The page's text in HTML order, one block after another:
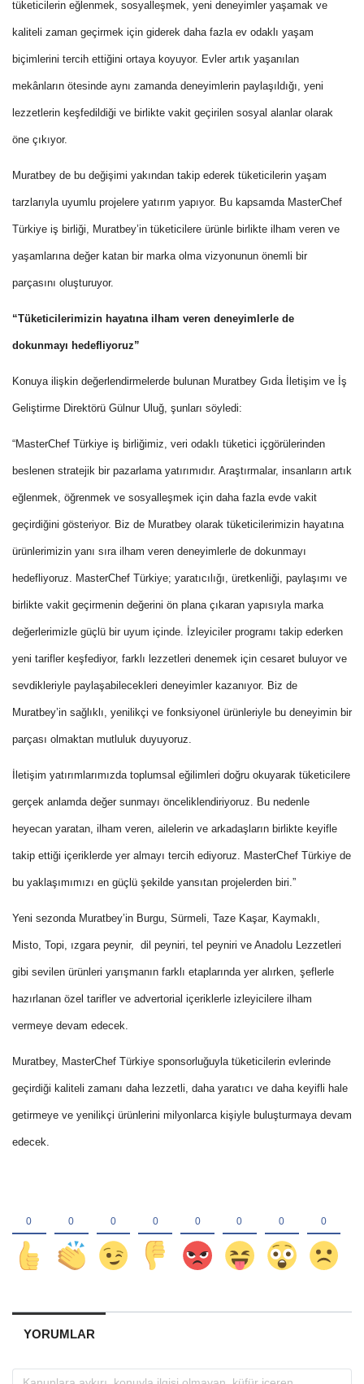
tüketicilerin eğlenmek, sosyalleşmek, yeni deneyimler yaşamak ve
kaliteli zaman geçirmek için giderek daha fazla ev odaklı yaşam
biçimlerini tercih ettiğini ortaya koyuyor. Evler artık yaşanılan
mekânların ötesinde aynı zamanda deneyimlerin paylaşıldığı, yeni
lezzetlerin keşfedildiği ve birlikte vakit geçirilen sosyal alanlar olarak
öne çıkıyor.
Muratbey de bu değişimi yakından takip ederek tüketicilerin yaşam
tarzlarıyla uyumlu projelere yatırım yapıyor. Bu kapsamda MasterChef
Türkiye iş birliği, Muratbey’in tüketicilere ürünle birlikte ilham veren ve
yaşamlarına değer katan bir marka olma vizyonunun önemli bir
parçasını oluşturuyor.
“Tüketicilerimizin hayatına ilham veren deneyimlerle de
dokunmayı hedefliyoruz”
Konuya ilişkin değerlendirmelerde bulunan Muratbey Gıda İletişim ve İş
Geliştirme Direktörü Gülnur Uluğ, şunları söyledi:
“MasterChef Türkiye iş birliğimiz, veri odaklı tüketici içgörülerinden
beslenen stratejik bir pazarlama yatırımıdır. Araştırmalar, insanların artık
eğlenmek, öğrenmek ve sosyalleşmek için daha fazla evde vakit
geçirdiğini gösteriyor. Biz de Muratbey olarak tüketicilerimizin hayatına
ürünlerimizin yanı sıra ilham veren deneyimlerle de dokunmayı
hedefliyoruz. MasterChef Türkiye; yaratıcılığı, üretkenliği, paylaşımı ve
birlikte vakit geçirmenin değerini ön plana çıkaran yapısıyla marka
değerlerimizle güçlü bir uyum içinde. İzleyiciler programı takip ederken
yeni tarifler keşfediyor, farklı lezzetleri denemek için cesaret buluyor ve
sevdikleriyle paylaşabilecekleri deneyimler kazanıyor. Biz de
Muratbey’in sağlıklı, yenilikçi ve fonksiyonel ürünleriyle bu deneyimin bir
parçası olmaktan mutluluk duyuyoruz.
İletişim yatırımlarımızda toplumsal eğilimleri doğru okuyarak tüketicilere
gerçek anlamda değer sunmayı önceliklendiriyoruz. Bu nedenle
heyecan yaratan, ilham veren, ailelerin ve arkadaşların birlikte keyifle
takip ettiği içeriklerde yer almayı tercih ediyoruz. MasterChef Türkiye de
bu yaklaşımımızı en güçlü şekilde yansıtan projelerden biri.”
Yeni sezonda Muratbey’in Burgu, Sürmeli, Taze Kaşar, Kaymaklı,
Misto, Topi, ızgara peynir, dil peyniri, tel peyniri ve Anadolu Lezzetleri
gibi sevilen ürünleri yarışmanın farklı etaplarında yer alırken, şeflerle
hazırlanan özel tarifler ve advertorial içeriklerle izleyicilere ilham
vermeye devam edecek.
Muratbey, MasterChef Türkiye sponsorluğuyla tüketicilerin evlerinde
geçirdiği kaliteli zamanı daha lezzetli, daha yaratıcı ve daha keyifli hale
getirmeye ve yenilikçi ürünlerini milyonlarca kişiyle buluşturmaya devam
edecek.
YORUMLAR